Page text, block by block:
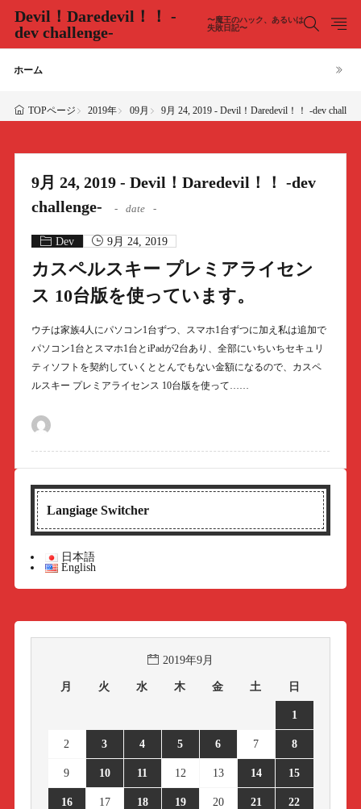
Devil！Daredevil！！ -
dev challenge-
〜魔王のハック、あるいは
失敗日記〜
ホーム
TOPページ 2019年 09月 9月 24, 2019 - Devil！Daredevil！！ -dev
9月 24, 2019 - Devil！Daredevil！！ -dev
challenge-
date
Dev 9月 24, 2019
カスペルスキー プレミアライセン
ス 10台版を使っています。
ウチは家族4人にパソコン1台ずつ、スマホ1台ずつに加え私は追加で
パソコン1台とスマホ1台とiPadが2台あり、全部にいちいちセキュリ
ティソフトを契約していくととんでもない金額になるので、カスペ
ルスキー プレミアライセンス 10台版を使って……
Langiage Switcher
日本語
English
2019年9月
月 火 水 木 金 土 日
1
2 3 4 5 6 7 8
9 10 11 12 13 14 15
16 17 18 19 20 21 22